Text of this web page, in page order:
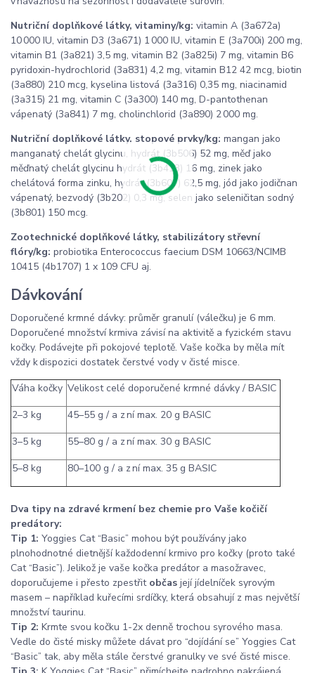
Nutriční doplňkové látky, vitaminy/kg: vitamin A (3a672a)
10 000 IU, vitamin D3 (3a671) 1 000 IU, vitamin E (3a700i) 200 mg,
vitamin B1 (3a821) 3,5 mg, vitamin B2 (3a825i) 7 mg, vitamin B6
pyridoxin-hydrochlorid (3a831) 4,2 mg, vitamin B12 42 mcg, biotin
(3a880) 210 mcg, kyselina listová (3a316) 0,35 mg, niacinamid
(3a315) 21 mg, vitamin C (3a300) 140 mg, D-pantothenan
vápenatý (3a841) 7 mg, cholinchlorid (3a890) 2 000 mg.
Nutriční doplňkové látky, stopové prvky/kg: mangan jako
manganatý chelát glycinu, hydrát (3b506) 52 mg, měď jako
měďnatý chelát glycinu hydrát (3b413) 16 mg, zinek jako
chelátová forma zinku, hydrát (3b607) 62,5 mg, jód jako jodičnan
vápenatý, bezvodý (3b202) 0,3 mg, selen jako seleničitan sodný
(3b801) 150 mcg.
Zootechnické doplňkové látky, stabilizátory střevní
flóry/kg: probiotika Enterococcus faecium DSM 10663/NCIMB
10415 (4b1707) 1 x 109 CFU aj.
Dávkování
Doporučené krmné dávky: průměr granulí (válečku) je 6 mm.
Doporučené množství krmiva závisí na aktivitě a fyzickém stavu
kočky. Podávejte při pokojové teplotě. Vaše kočka by měla mít
vždy k dispozici dostatek čerstvé vody v čisté misce.
Váha kočky Velikost celé doporučené krmné dávky / BASIC
2–3 kg
45–55 g / a z ní max. 20 g BASIC
3–5 kg
55–80 g / a z ní max. 30 g BASIC
5–8 kg
80–100 g / a z ní max. 35 g BASIC
Dva tipy na zdravé krmení bez chemie pro Vaše kočičí
predátory:
Tip 1: Yoggies Cat “Basic” mohou být používány jako
plnohodnotné dietnější každodenní krmivo pro kočky (proto také
Cat “Basic”). Jelikož je vaše kočka predátor a masožravec,
doporučujeme i přesto zpestřit občas její jídelníček syrovým
masem – například kuřecími srdíčky, která obsahují z mas největší
množství taurinu.
Tip 2: Krmte svou kočku 1-2x denně trochou syrového masa.
Vedle do čisté misky můžete dávat pro “dojídání se” Yoggies Cat
“Basic” tak, aby měla stále čerstvé granulky ve své čisté misce.